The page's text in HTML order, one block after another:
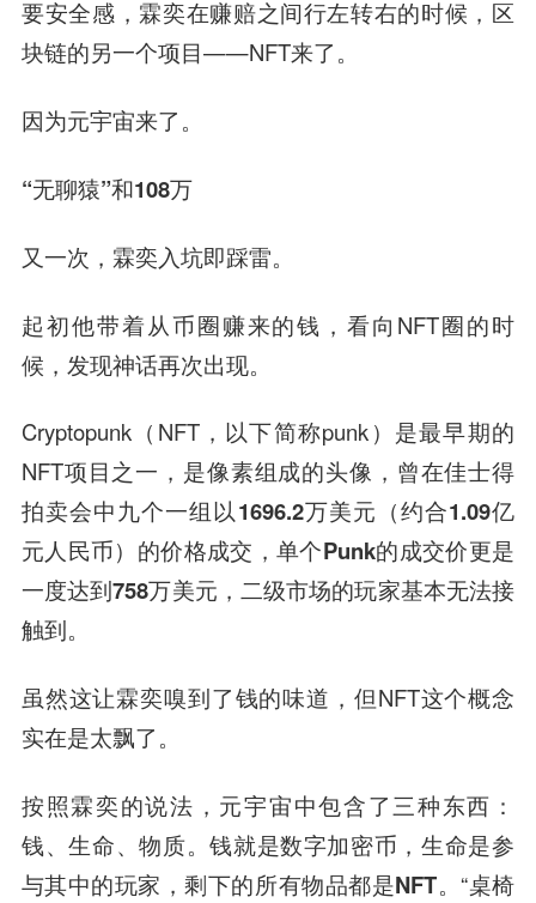
要安全感，霖奕在赚赔之间行左转右的时候，区
块链的另一个项目——NFT来了。
因为元宇宙来了。
“无聊猿”和108万
又一次，霖奕入坑即踩雷。
起初他带着从币圈赚来的钱，看向NFT圈的时
候，发现神话再次出现。
Cryptopunk（NFT，以下简称punk）是最早期的
NFT项目之一，是像素组成的头像， 曾在佳士得
拍卖会中九个一组以1696.2万美元（约合1.09亿
元人民币）的价格成交，单个Punk的成交价更是
一度达到758万美元， 二级市场的玩家基本无法接
触到。
虽然这让霖奕嗅到了钱的味道，但NFT这个概念
实在是太飘了。
按照霖奕的说法， 元宇宙中包含了三种东西：
钱、生命、物质。钱就是数字加密币，生命是参
与其中的玩家，剩下的所有物品都是NFT。“桌椅